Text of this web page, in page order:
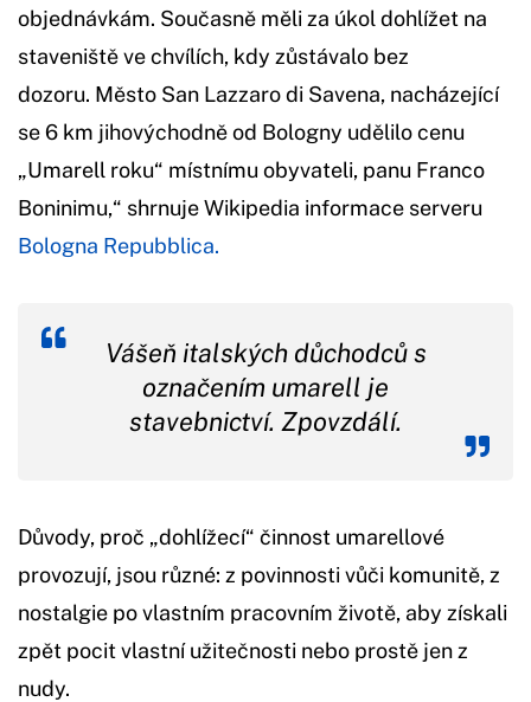
objednávkám. Současně měli za úkol dohlížet na
staveniště ve chvílích, kdy zůstávalo bez
dozoru. Město San Lazzaro di Savena, nacházející
se 6 km jihovýchodně od Bologny udělilo cenu
„Umarell roku“ místnímu obyvateli, panu Franco
Boninimu,“ shrnuje Wikipedia informace serveru
Bologna Repubblica.
Vášeň italských důchodců s
označením umarell je
stavebnictví. Zpovzdálí.
Důvody, proč „dohlížecí“ činnost umarellové
provozují, jsou různé: z povinnosti vůči komunitě, z
nostalgie po vlastním pracovním životě, aby získali
zpět pocit vlastní užitečnosti nebo prostě jen z
nudy.